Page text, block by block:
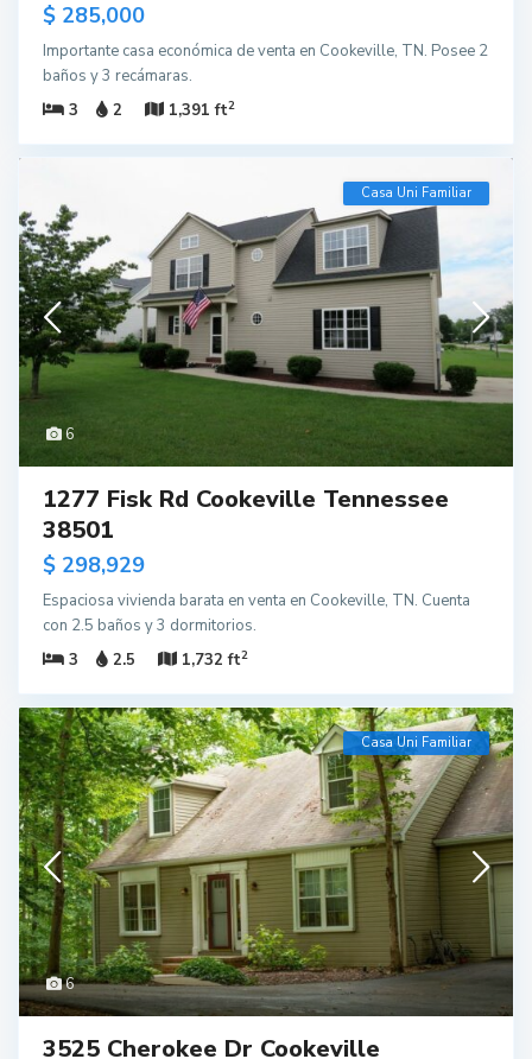
$ 285,000
Importante casa económica de venta en Cookeville, TN. Posee 2
baños y 3 recámaras.
3
2 1,391 ft2
6
Casa Uni Familiar
1277 Fisk Rd Cookeville Tennessee
38501
$ 298,929
Espaciosa vivienda barata en venta en Cookeville, TN. Cuenta
con 2.5 baños y 3 dormitorios.
3
2.5 1,732 ft2
6
Casa Uni Familiar
3525 Cherokee Dr Cookeville